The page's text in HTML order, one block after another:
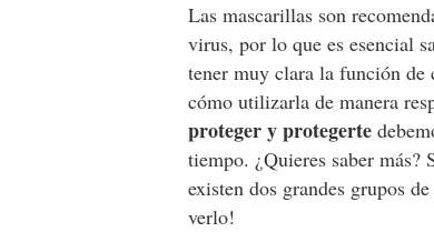
Las mascarillas son
virus, por lo que es esencial
tener muy clara la función de
cómo utilizarla de manera
proteger y protegerte
tiempo. ¿Quieres saber más?
existen dos grandes grupos
verlo!